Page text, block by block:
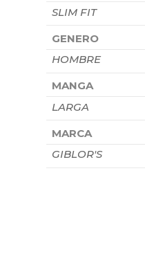
SLIM FIT
GENERO
HOMBRE
MANGA
LARGA
MARCA
GIBLOR'S